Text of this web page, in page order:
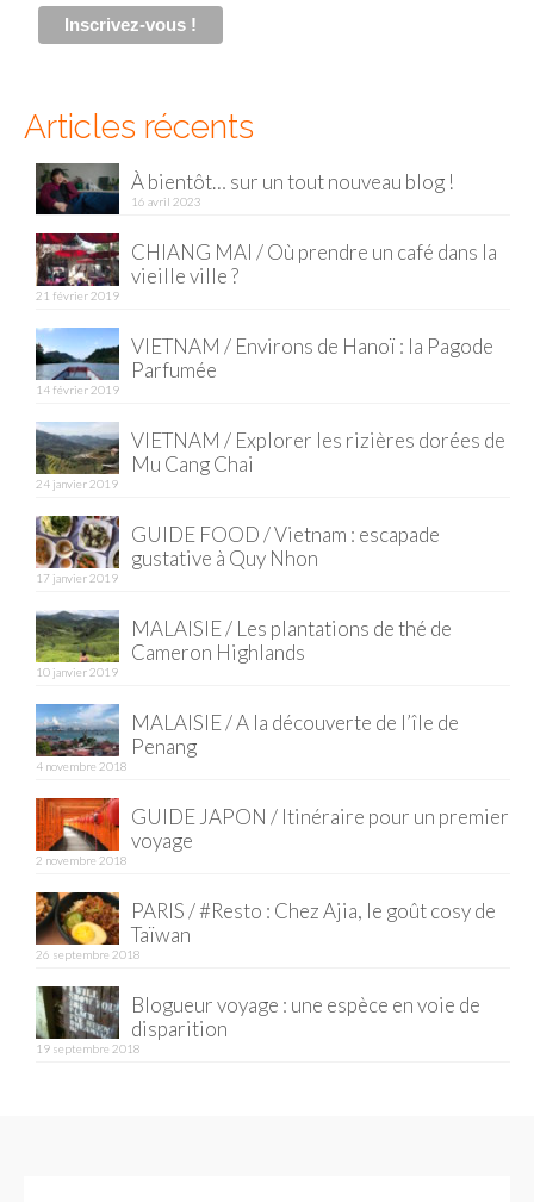
Articles récents
À bientôt… sur un tout nouveau blog !
16 avril 2023
CHIANG MAI / Où prendre un café dans la
vieille ville ?
21 février 2019
VIETNAM / Environs de Hanoï : la Pagode
Parfumée
14 février 2019
VIETNAM / Explorer les rizières dorées de
Mu Cang Chai
24 janvier 2019
GUIDE FOOD / Vietnam : escapade
gustative à Quy Nhon
17 janvier 2019
MALAISIE / Les plantations de thé de
Cameron Highlands
10 janvier 2019
MALAISIE / A la découverte de l’île de
Penang
4 novembre 2018
GUIDE JAPON / Itinéraire pour un premier
voyage
2 novembre 2018
PARIS / #Resto : Chez Ajia, le goût cosy de
Taïwan
26 septembre 2018
Blogueur voyage : une espèce en voie de
disparition
19 septembre 2018